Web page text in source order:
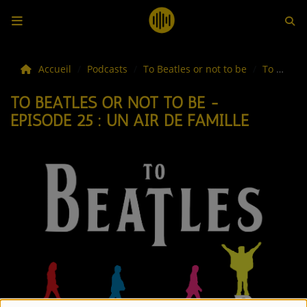
LES ACTUS
LA MUSIQUE
C'ÉTAIT QUOI CE TITRE ?
LES WEBRADIOS
LA GRILLE DES PROGRAMMES
TOUTES LES ÉMISSIONS
Accueil Podcasts To Beatles or not to be To Beatles or not to be - Episode 25 : Un air de famille
TO BEATLES OR NOT TO BE -
EPISODE 25 : UN AIR DE FAMILLE